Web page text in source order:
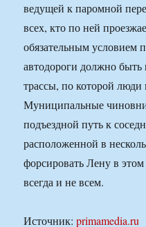
ведущей к паромной
всех, кто по ней
обязательным условием
автодороги должно быть
трассы, по которой люди
Муниципальные
подъездной путь к
расположенной в
форсировать Лену в
всегда и не всем.
Источник:primamedia.ru